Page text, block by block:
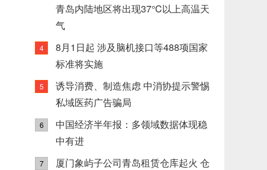
青岛内陆地区将出现37°C以上高温天
气
4
8月1日起 涉及脑机接口等488项国家
标准将实施
5
诱导消费、制造焦虑 中消协提示警惕
私域医药广告骗局
6
中国经济半年报：多领域数据体现稳
中有进
7
厦门象屿子公司青岛租赁仓库起火 仓